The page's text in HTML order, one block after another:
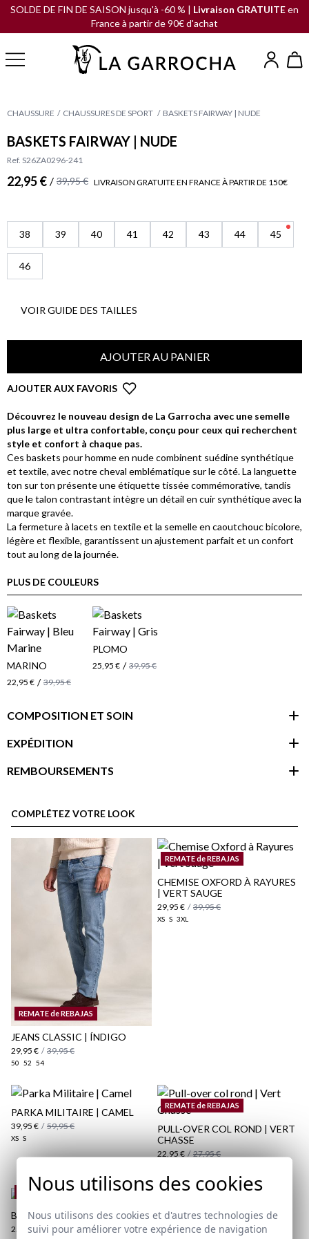
SOLDE DE FIN DE SAISON jusqu'à -60 % | Livraison GRATUITEen
France à partir de 90€ d'achat
CHAUSSURE CHAUSSURES DE SPORT BASKETS FAIRWAY | NUDE
BASKETS FAIRWAY | NUDE
Ref. S26ZA0296-241
22,95 € / 39,95 € LIVRAISON GRATUITE EN FRANCE À PARTIR DE 150€
38 39 40 41 42 43 44 45
46
VOIR GUIDE DES TAILLES
AJOUTER AU PANIER
AJOUTER AUX FAVORIS
Découvrez le nouveau design de La Garrocha avec une semelle
plus large et ultra confortable, conçu pour ceux qui recherchent
style et confort à chaque pas.
Ces baskets pour homme en nude combinent suédine synthétique
et textile, avec notre cheval emblématique sur le côté. La languette
ton sur ton présente une étiquette tissée commémorative, tandis
que le talon contrastant intègre un détail en cuir synthétique avec la
marque gravée.
La fermeture à lacets en textile et la semelle en caoutchouc bicolore,
légère et flexible, garantissent un ajustement parfait et un confort
tout au long de la journée.
PLUS DE COULEURS
MARINO
22,95 € / 39,95 €
PLOMO
25,95 € / 39,95 €
COMPOSITION ET SOIN
EXPÉDITION
Politique d'expédition
REMBOURSEMENTS
ici
COMPLÉTEZ VOTRE LOOK
REMATE de REBAJAS
JEANS CLASSIC | ÍNDIGO
29,95 € / 39,95 €
50 52 54
REMATE de REBAJAS
CHEMISE OXFORD À RAYURES
| VERT SAUGE
29,95 € / 39,95 €
XS S 3XL
PARKA MILITAIRE | CAMEL
39,95 € / 59,95 €
XS S
REMATE de REBAJAS
PULL-OVER COL ROND | VERT
CHASSE
22,95 € / 27,95 €
REMATE de REBAJAS
BASKETS HEATWAVE | ÉCRU
25,95 € / 39,95 €
T-SHIRT LG COLLEGE | BLEU
Nous utilisons des cookies
Nous utilisons des cookies et d'autres technologies de
suivi pour améliorer votre expérience de navigation